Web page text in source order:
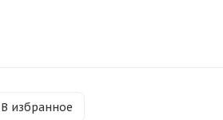
В избранное